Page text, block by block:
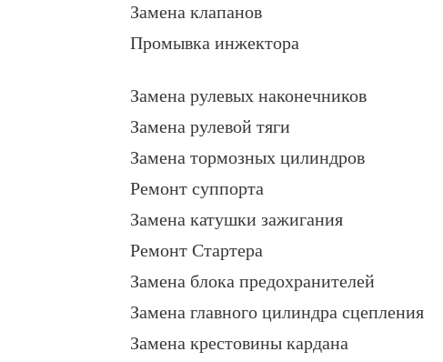
Замена клапанов
Промывка инжектора
Замена рулевых наконечников
Замена рулевой тяги
Замена тормозных цилиндров
Ремонт суппорта
Замена катушки зажигания
Ремонт Стартера
Замена блока предохранителей
Замена главного цилиндра сцепления
Замена крестовины кардана